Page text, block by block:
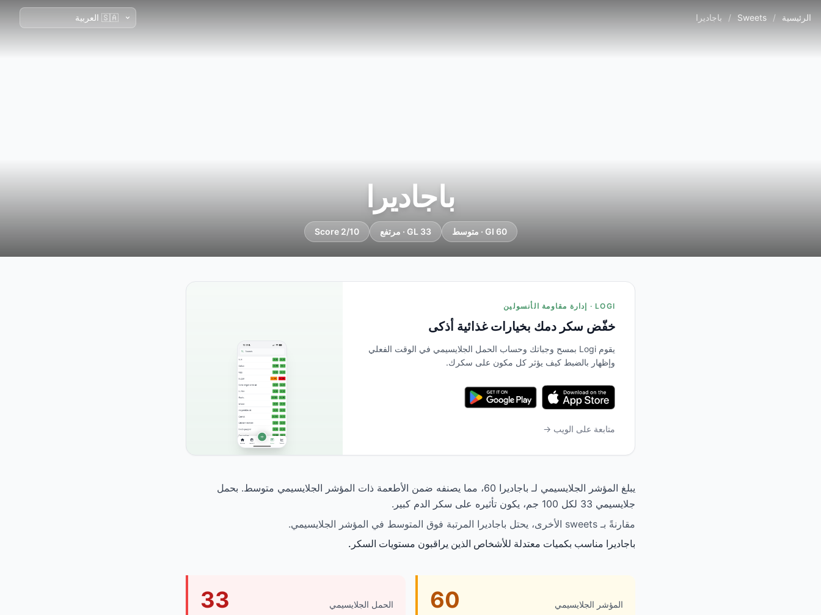
الرئيسية /
Sweets
/ باجاديرا
باجاديرا
GI 60 · متوسط GL 33 · مرتفع Score 2/10
LOGI · إدارة مقاومة الأنسولين
خفّض سكر دمك بخيارات غذائية أذكى
يقوم Logi بمسح وجباتك وحساب الحمل الجلايسيمي في الوقت الفعلي
وإظهار بالضبط كيف يؤثر كل مكون على سكرك.
متابعة على الويب →
يبلغ المؤشر الجلايسيمي لـ باجاديرا 60، مما يصنفه ضمن الأطعمة ذات المؤشر الجلايسيمي متوسط. بحمل
جلايسيمي 33 لكل 100 جم، يكون تأثيره على سكر الدم كبير.
مقارنةً بـ sweets الأخرى، يحتل باجاديرا المرتبة فوق المتوسط في المؤشر الجلايسيمي.
باجاديرا مناسب بكميات معتدلة للأشخاص الذين يراقبون مستويات السكر.
المؤشر الجلايسيمي 60 الحمل الجلايسيمي 33